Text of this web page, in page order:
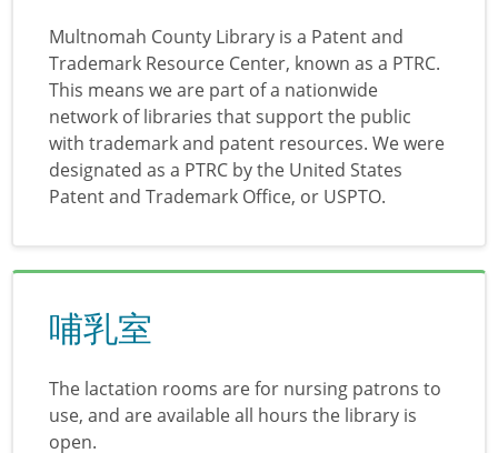
Multnomah County Library is a Patent and
Trademark Resource Center, known as a PTRC.
This means we are part of a nationwide
network of libraries that support the public
with trademark and patent resources. We were
designated as a PTRC by the United States
Patent and Trademark Office, or USPTO.
哺乳室
The lactation rooms are for nursing patrons to
use, and are available all hours the library is
open.